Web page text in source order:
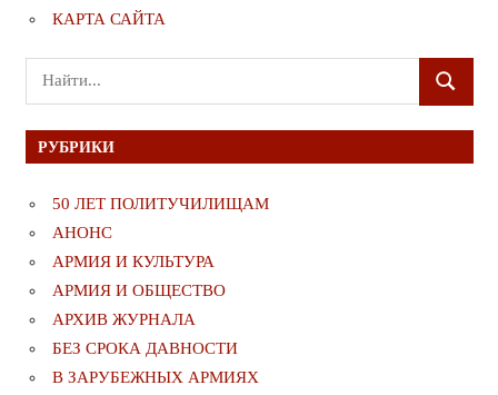
КАРТА САЙТА
Поиск
для:
ПОИСК
РУБРИКИ
50 ЛЕТ ПОЛИТУЧИЛИЩАМ
АНОНС
АРМИЯ И КУЛЬТУРА
АРМИЯ И ОБЩЕСТВО
АРХИВ ЖУРНАЛА
БЕЗ СРОКА ДАВНОСТИ
В ЗАРУБЕЖНЫХ АРМИЯХ